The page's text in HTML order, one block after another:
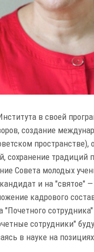
в своей
создание
пространстве),
сохранение традиций
Совета молодых
и на "святое"
кадрового
сотрудники"
в науке на